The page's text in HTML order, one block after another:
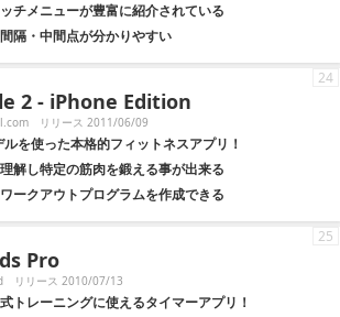
チメニューが豊富に紹介されている
隔・中間点が分かりやすい
2 - iPhone Edition
リリース 2011/06/09
を使った本格的フィットネスアプリ！
解し特定の筋肉を鍛える事が出来る
ークアウトプログラムを作成できる
24
Pro
リリース 2010/07/13
トレーニングに使えるタイマーアプリ！
25